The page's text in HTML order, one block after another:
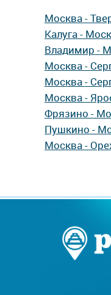
Москва -
Калуга -
Владимир -
Москва -
Москва -
Москва -
Фрязино -
Пушкино -
Москва -